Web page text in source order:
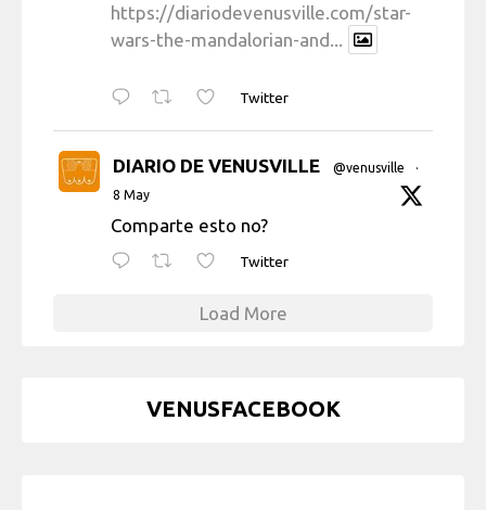
https://diariodevenusville.com/star-
wars-the-mandalorian-and...
Twitter
DIARIO DE VENUSVILLE @venusville
·
8 May
Comparte esto no?
Twitter
Load More
VENUSFACEBOOK